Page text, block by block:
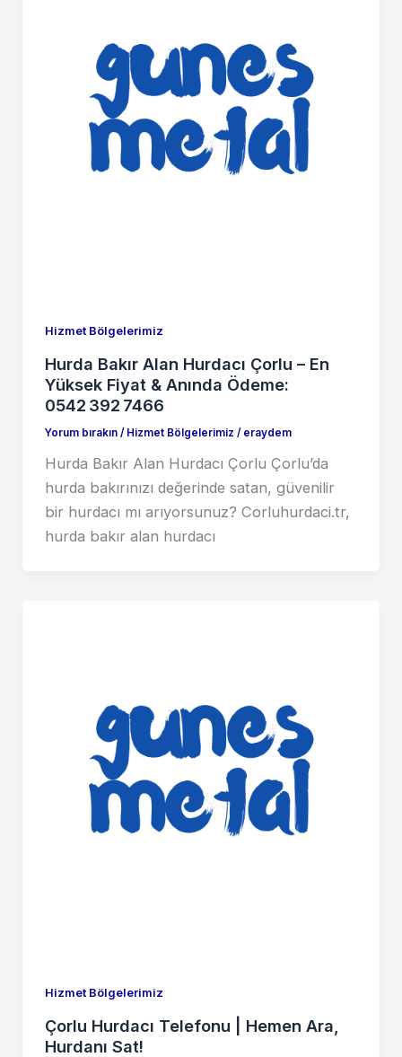
Hizmet Bölgelerimiz
Hurda Bakır Alan Hurdacı Çorlu – En
Yüksek Fiyat & Anında Ödeme:
0542 392 7466
Yorum bırakın / Hizmet Bölgelerimiz / eraydem
Hurda Bakır Alan Hurdacı Çorlu Çorlu’da
hurda bakırınızı değerinde satan, güvenilir
bir hurdacı mı arıyorsunuz? Corluhurdaci.tr,
hurda bakır alan hurdacı
Hizmet Bölgelerimiz
Çorlu Hurdacı Telefonu | Hemen Ara,
Hurdanı Sat!